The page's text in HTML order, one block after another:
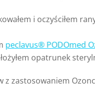
i oczyściłem
peclavus® PODOmed
opatrunek
z zastosowaniem